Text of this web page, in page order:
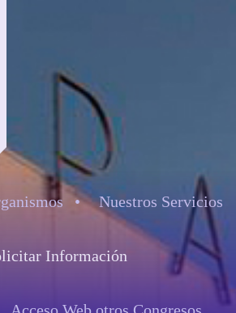
Nuestros Servicios
Información